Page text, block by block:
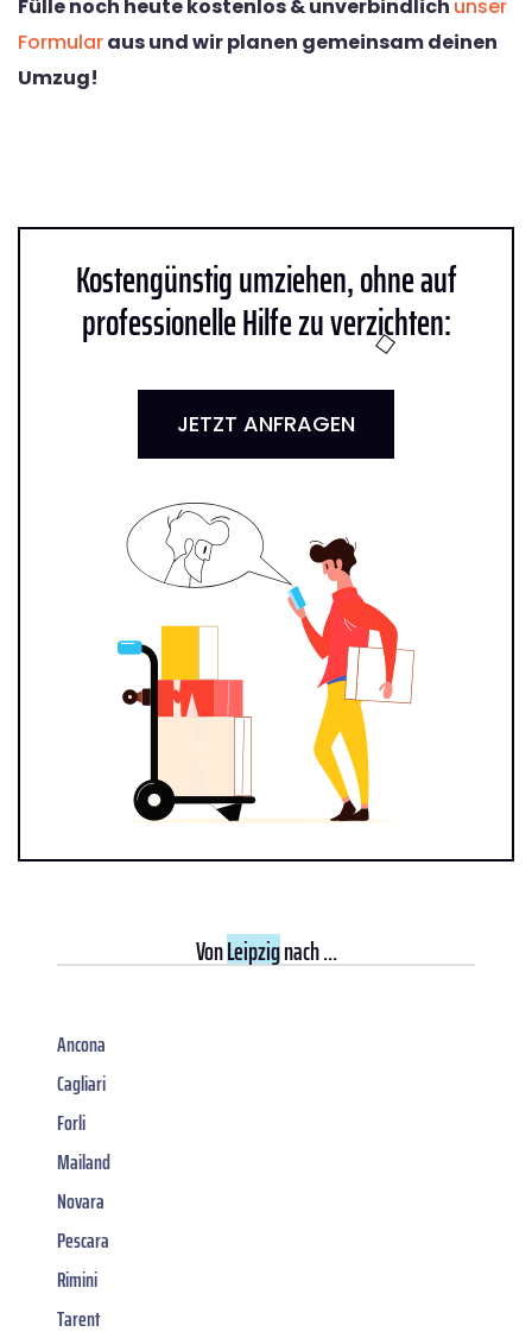
Fülle noch heute kostenlos & unverbindlich unser
Formularaus und wir planen gemeinsam deinen
Umzug!
Kostengünstig umziehen, ohne auf
professionelle Hilfe zu verzichten:
JETZT ANFRAGEN
VonLeipzignach ...
Ancona
Cagliari
Forli
Mailand
Novara
Pescara
Rimini
Tarent